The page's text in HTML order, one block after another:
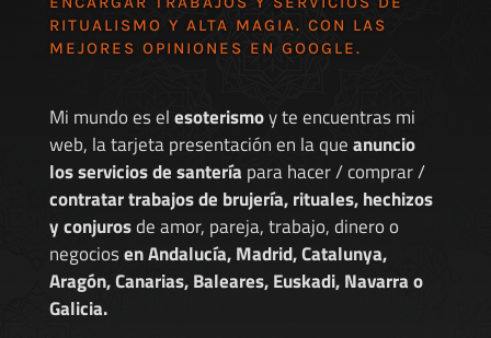
RITUALISMO Y ALTA MAGIA. CON LAS
MEJORES OPINIONES EN GOOGLE.
Mi mundo es elesoterismoy te encuentras mi
web, la tarjeta presentación en la queanuncio
los servicios de santería para hacer / comprar /
contratar trabajos de brujería, rituales, hechizos
y conjurosde amor, pareja, trabajo, dinero o
negociosen Andalucía, Madrid, Catalunya,
Aragón, Canarias, Baleares, Euskadi, Navarra o
Galicia.